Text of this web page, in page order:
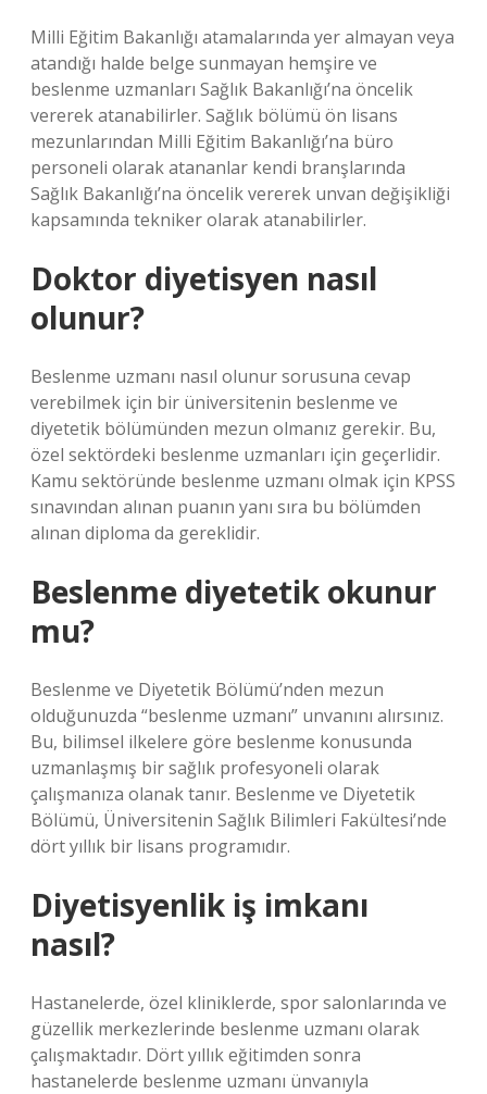
Milli Eğitim Bakanlığı atamalarında yer almayan veya
atandığı halde belge sunmayan hemşire ve
beslenme uzmanları Sağlık Bakanlığı’na öncelik
vererek atanabilirler. Sağlık bölümü ön lisans
mezunlarından Milli Eğitim Bakanlığı’na büro
personeli olarak atananlar kendi branşlarında
Sağlık Bakanlığı’na öncelik vererek unvan değişikliği
kapsamında tekniker olarak atanabilirler.
Doktor diyetisyen nasıl
olunur?
Beslenme uzmanı nasıl olunur sorusuna cevap
verebilmek için bir üniversitenin beslenme ve
diyetetik bölümünden mezun olmanız gerekir. Bu,
özel sektördeki beslenme uzmanları için geçerlidir.
Kamu sektöründe beslenme uzmanı olmak için KPSS
sınavından alınan puanın yanı sıra bu bölümden
alınan diploma da gereklidir.
Beslenme diyetetik okunur
mu?
Beslenme ve Diyetetik Bölümü’nden mezun
olduğunuzda “beslenme uzmanı” unvanını alırsınız.
Bu, bilimsel ilkelere göre beslenme konusunda
uzmanlaşmış bir sağlık profesyoneli olarak
çalışmanıza olanak tanır. Beslenme ve Diyetetik
Bölümü, Üniversitenin Sağlık Bilimleri Fakültesi’nde
dört yıllık bir lisans programıdır.
Diyetisyenlik iş imkanı
nasıl?
Hastanelerde, özel kliniklerde, spor salonlarında ve
güzellik merkezlerinde beslenme uzmanı olarak
çalışmaktadır. Dört yıllık eğitimden sonra
hastanelerde beslenme uzmanı ünvanıyla